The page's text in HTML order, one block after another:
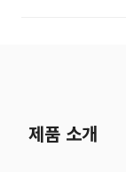
제품 소개